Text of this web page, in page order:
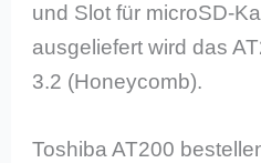
und Slot für microSD-
ausgeliefert wird das
3.2 (Honeycomb).
Toshiba AT200